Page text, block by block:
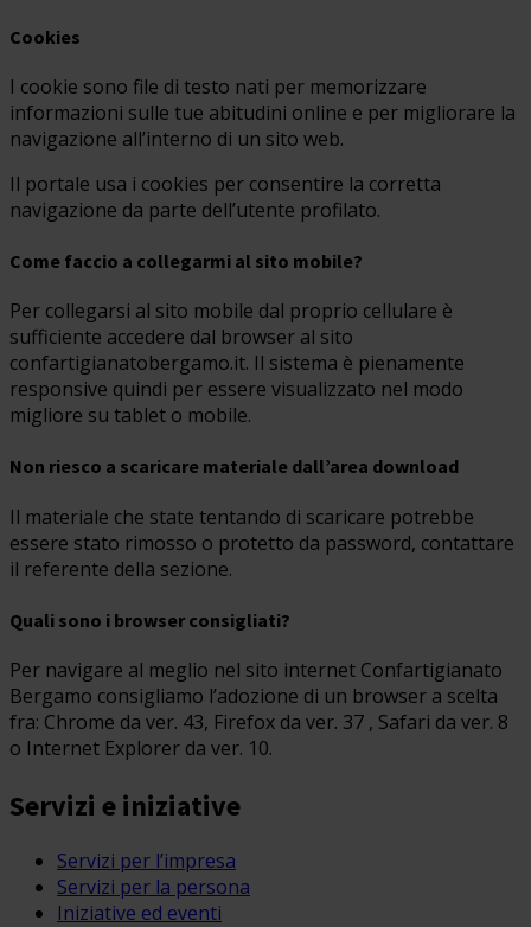
Cookies
I cookie sono file di testo nati per memorizzare
informazioni sulle tue abitudini online e per migliorare la
navigazione all’interno di un sito web.
Il portale usa i cookies per consentire la corretta
navigazione da parte dell’utente profilato.
Come faccio a collegarmi al sito mobile?
Per collegarsi al sito mobile dal proprio cellulare è
sufficiente accedere dal browser al sito
confartigianatobergamo.it. Il sistema è pienamente
responsive quindi per essere visualizzato nel modo
migliore su tablet o mobile.
Non riesco a scaricare materiale dall’area download
Il materiale che state tentando di scaricare potrebbe
essere stato rimosso o protetto da password, contattare
il referente della sezione.
Quali sono i browser consigliati?
Per navigare al meglio nel sito internet Confartigianato
Bergamo consigliamo l’adozione di un browser a scelta
fra: Chrome da ver. 43, Firefox da ver. 37 , Safari da ver. 8
o Internet Explorer da ver. 10.
Servizi e iniziative
Servizi per l’impresa
Servizi per la persona
Iniziative ed eventi